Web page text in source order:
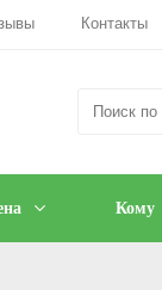
Контакты
Кому